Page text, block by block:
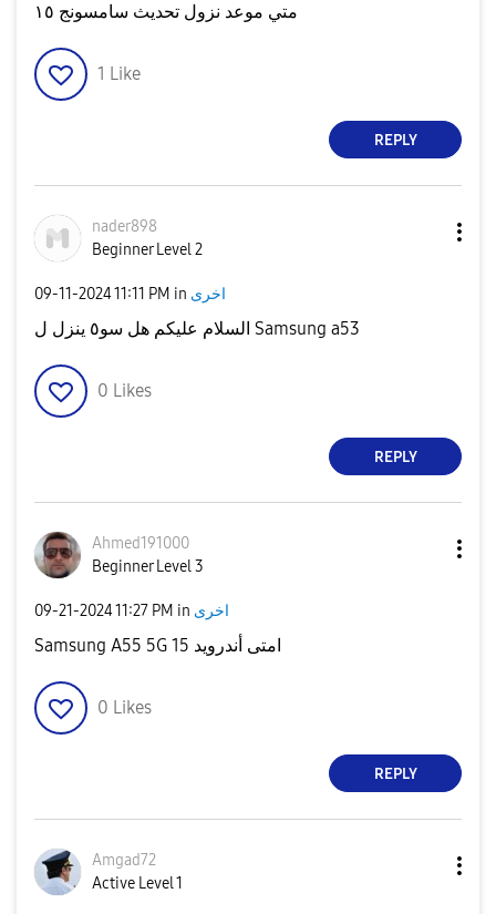
متي موعد نزول تحديث سامسونج ١٥
1 Like
REPLY
nader898
Beginner Level 2
‎09-11-202411:11 PM in اخرى
السلام عليكم هل سو٥ ينزل ل Samsung a53
0 Likes
REPLY
Ahmed191000
Beginner Level 3
‎09-21-202411:27 PM in اخرى
Samsung A55 5G امتى أندرويد 15
0 Likes
REPLY
Amgad72
Active Level 1